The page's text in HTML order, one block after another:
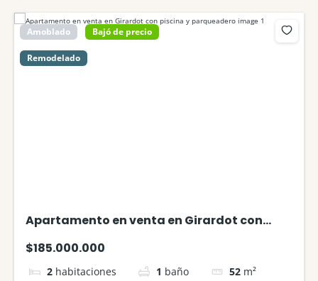
Amoblado Bajó de precio
Remodelado
Apartamento en venta en Girardot con
$185.000.000
2 habitaciones 1 baño 52 m²